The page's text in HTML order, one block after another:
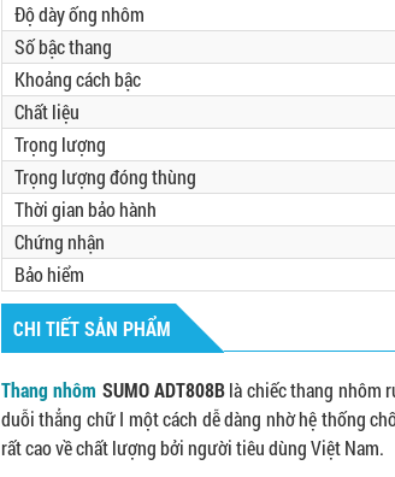
Độ dày ống nhôm
Số bậc thang
Khoảng cách bậc
Chất liệu
Trọng lượng
Trọng lượng đóng thùng
Thời gian bảo hành
Chứng nhận
Bảo hiểm
CHI TIẾT SẢN PHẨM
Thang nhôm SUMO ADT808Blà chiếc thang nhôm
duỗi thẳng chữ I một cách dễ dàng nhờ hệ thống
rất cao về chất lượng bởi người tiêu dùng Việt Nam.